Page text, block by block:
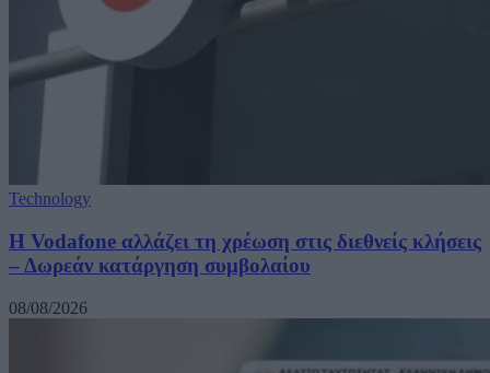
Technology
Η Vodafone αλλάζει τη χρέωση στις διεθνείς κλήσεις
– Δωρεάν κατάργηση συμβολαίου
08/08/2026